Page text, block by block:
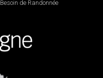
Besoin de Randonnée